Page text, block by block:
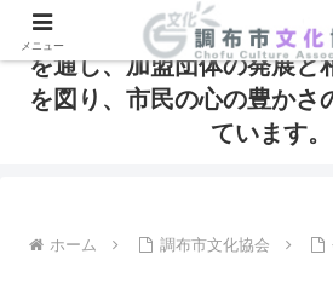
調布市文化協会は、芸術・
を通し、加盟団体の発展と
を図り、市民の心の豊かさ
ています。
ホーム 調布市文化協会
メニュー